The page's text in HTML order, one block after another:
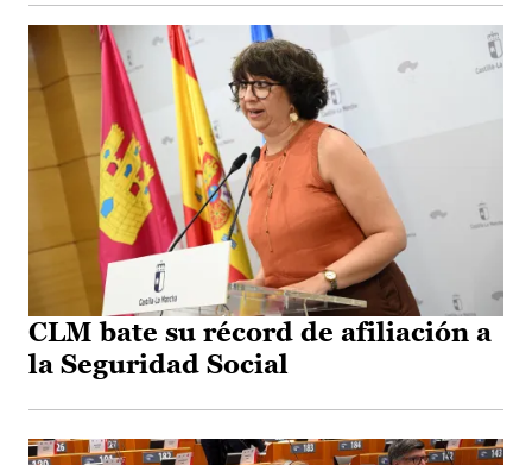
CLM bate su récord de afiliación a
la Seguridad Social